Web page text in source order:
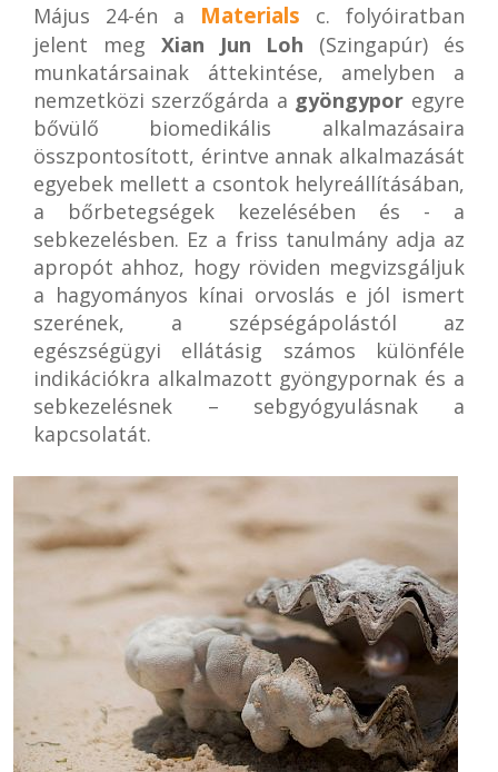
Május 24-én a Materials c. folyóiratban
jelent meg Xian Jun Loh (Szingapúr) és
munkatársainak áttekintése, amelyben a
nemzetközi szerzőgárda a gyöngypor egyre
bővülő biomedikális alkalmazásaira
összpontosított, érintve annak alkalmazását
egyebek mellett a csontok helyreállításában,
a bőrbetegségek kezelésében és - a
sebkezelésben. Ez a friss tanulmány adja az
apropót ahhoz, hogy röviden megvizsgáljuk
a hagyományos kínai orvoslás e jól ismert
szerének, a szépségápolástól az
egészségügyi ellátásig számos különféle
indikációkra alkalmazott gyöngypornak és a
sebkezelésnek – sebgyógyulásnak a
kapcsolatát.